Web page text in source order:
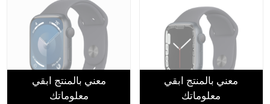
معني بالمنتج ابقي
معلوماتك
معني بالمنتج ابقي
معلوماتك